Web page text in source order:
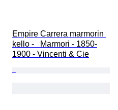
Empire Carrera marmorin
kello -   Marmori - 1850-
1900 - Vincenti & Cie